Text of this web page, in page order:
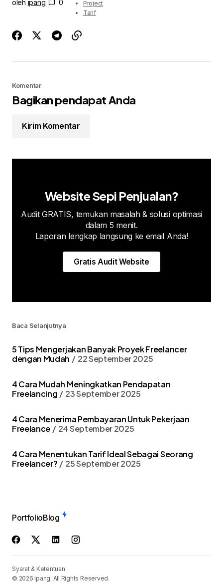
oleh ipang 0
Project
Tarif
Komentar
Bagikan pendapat Anda
Kirim Komentar
Website Sepi Penjualan?
Audit GRATIS, temukan masalah & solusi optimasi
dalam 5 menit.
Laporan lengkap langsung ke email Anda!
Gratis Audit Website
Baca Selanjutnya
5 Tips Mengerjakan Banyak Proyek Freelancer
dengan Mudah
22 September 2025
4 Cara Mudah Meningkatkan Pendapatan
Freelancing
23 September 2025
4 Cara Menerima Pembayaran Untuk Pekerjaan
Freelance
24 September 2025
4 Cara Menentukan Tarif Ideal Sebagai Seorang
Freelancer?
25 September 2025
PortfolioBlog
Syarat & Ketentuan
© 2026 Ipang. All Rights Reserved.